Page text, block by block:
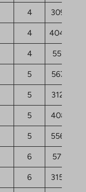
4 30950,51
4 40443,06
4 55200,4
5 56716,01
5 31269,59
5 40841,91
5 55679,01
6 57274,4
6 31588,67